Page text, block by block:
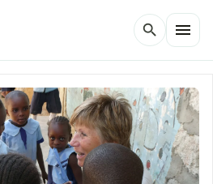
search menu